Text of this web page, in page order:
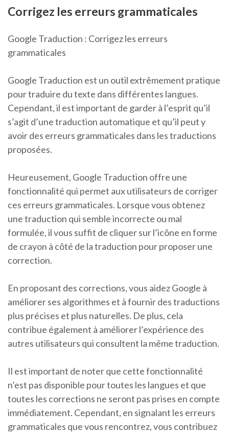
Corrigez les erreurs grammaticales
Google Traduction : Corrigez les erreurs
grammaticales
Google Traduction est un outil extrêmement pratique
pour traduire du texte dans différentes langues.
Cependant, il est important de garder à l’esprit qu’il
s’agit d’une traduction automatique et qu’il peut y
avoir des erreurs grammaticales dans les traductions
proposées.
Heureusement, Google Traduction offre une
fonctionnalité qui permet aux utilisateurs de corriger
ces erreurs grammaticales. Lorsque vous obtenez
une traduction qui semble incorrecte ou mal
formulée, il vous suffit de cliquer sur l’icône en forme
de crayon à côté de la traduction pour proposer une
correction.
En proposant des corrections, vous aidez Google à
améliorer ses algorithmes et à fournir des traductions
plus précises et plus naturelles. De plus, cela
contribue également à améliorer l’expérience des
autres utilisateurs qui consultent la même traduction.
Il est important de noter que cette fonctionnalité
n’est pas disponible pour toutes les langues et que
toutes les corrections ne seront pas prises en compte
immédiatement. Cependant, en signalant les erreurs
grammaticales que vous rencontrez, vous contribuez